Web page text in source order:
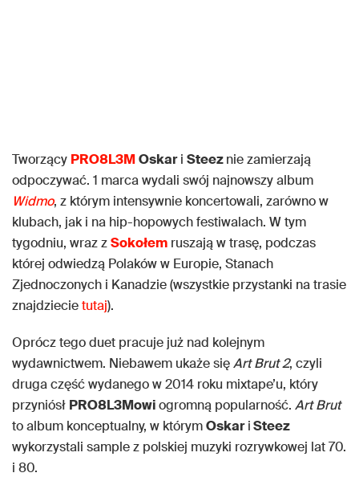
Tworzący PRO8L3MOskari Steeznie zamierzają
odpoczywać. 1 marca wydali swój najnowszy album
Widmo, z którym intensywnie koncertowali, zarówno w
klubach, jak i na hip-hopowych festiwalach. W tym
tygodniu, wraz zSokołem ruszają w trasę, podczas
której odwiedzą Polaków w Europie, Stanach
Zjednoczonych i Kanadzie (wszystkie przystanki na trasie
znajdziecietutaj).
Oprócz tego duet pracuje już nad kolejnym
wydawnictwem. Niebawem ukaże sięArt Brut 2, czyli
druga część wydanego w 2014 roku mixtape’u, który
przyniósł PRO8L3Mowiogromną popularność. Art Brut
to album konceptualny, w którymOskariSteez
wykorzystali sample z polskiej muzyki rozrywkowej lat 70.
i 80.